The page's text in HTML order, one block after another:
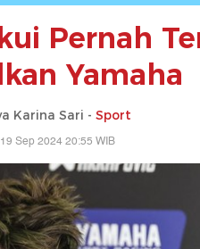
Pernah
Yamaha
Karina Sari - Sport
Sep 2024 20:55 WIB